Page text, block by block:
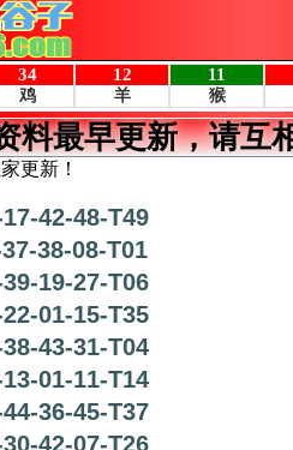
料最早更新，请互
更新！
42-48-T49
38-08-T01
19-27-T06
01-15-T35
43-31-T04
01-11-T14
36-45-T37
42-07-T26